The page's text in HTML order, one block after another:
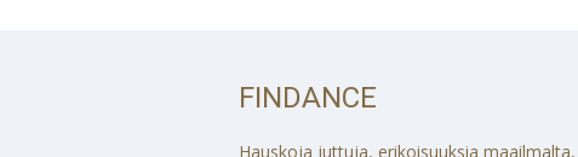
FINDANCE
Hauskoja juttuja, erikoisuuksia